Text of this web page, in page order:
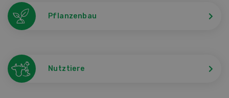
Pflanzenbau
Nutztiere